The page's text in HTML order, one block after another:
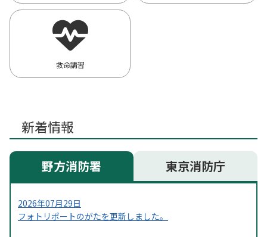
救命講習
新着情報
野方消防署 東京消防庁
2026年07月29日
フォトリポートのがたを更新しました。